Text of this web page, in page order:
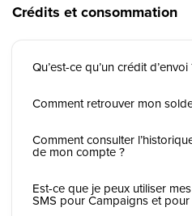
Crédits et consommation
Qu’est-ce qu’un crédit d’envoi
Comment retrouver mon
Comment consulter
de mon compte ?
Est-ce que je peux utiliser
SMS pour Campaigns et